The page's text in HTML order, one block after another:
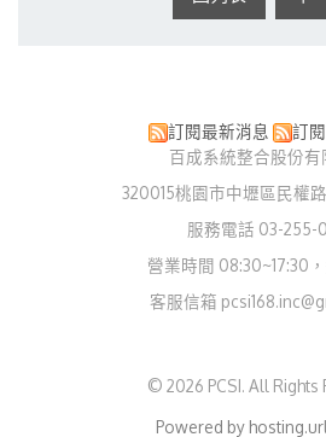
訂閱最新消息
訂
百成系統整合股份有
320015桃園市中壢區民權
服務電話 03-255-
營業時間 08:30~17:30
客服信箱
© 2026 PCSI. All Rights
Powered by